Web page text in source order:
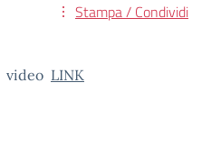
Stampa / Condividi
video LINK